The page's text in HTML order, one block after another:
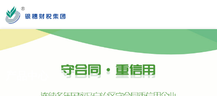
您好！新疆银穗财税服务集团股份有限公司官方网站！